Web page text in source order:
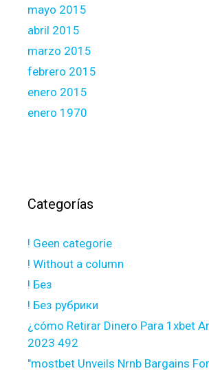
mayo 2015
abril 2015
marzo 2015
febrero 2015
enero 2015
enero 1970
Categorías
! Geen categorie
! Without a column
! Без
! Без рубрики
¿cómo Retirar Dinero Para 1xbet
2023 492
"mostbet Unveils Nrnb Bargains